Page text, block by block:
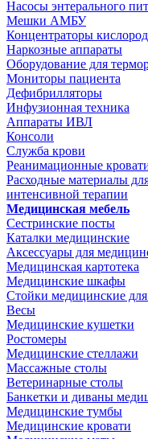
Насосы энтерального
Мешки АМБУ
Концентраторы
Наркозные аппараты
Оборудование для
Мониторы пациента
Дефибрилляторы
Инфузионная техника
Аппараты ИВЛ
Консоли
Служба крови
Реанимационные
Расходные материалы
интенсивной терапии
Медицинская мебель
Сестринские посты
Каталки медицинские
Аксессуары для
Медицинская картотека
Медицинские шкафы
Стойки медицинские
Весы
Медицинские кушетки
Ростомеры
Медицинские стеллажи
Массажные столы
Ветеринарные столы
Банкетки и диваны
Медицинские тумбы
Медицинские кровати